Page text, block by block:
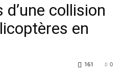
collision
en
0
161